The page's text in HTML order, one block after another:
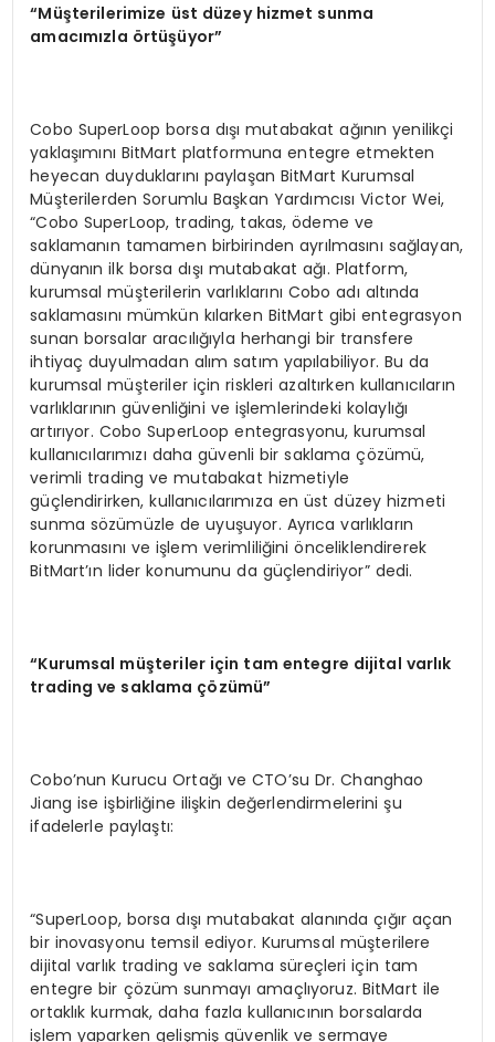
“Müşterilerimize üst düzey hizmet sunma
amacımızla örtüşüyor”
Cobo SuperLoop borsa dışı mutabakat ağının yenilikçi
yaklaşımını BitMart platformuna entegre etmekten
heyecan duyduklarını paylaşan BitMart Kurumsal
Müşterilerden Sorumlu Başkan Yardımcısı Victor Wei,
“Cobo SuperLoop, trading, takas, ödeme ve
saklamanın tamamen birbirinden ayrılmasını sağlayan,
dünyanın ilk borsa dışı mutabakat ağı. Platform,
kurumsal müşterilerin varlıklarını Cobo adı altında
saklamasını mümkün kılarken BitMart gibi entegrasyon
sunan borsalar aracılığıyla herhangi bir transfere
ihtiyaç duyulmadan alım satım yapılabiliyor. Bu da
kurumsal müşteriler için riskleri azaltırken kullanıcıların
varlıklarının güvenliğini ve işlemlerindeki kolaylığı
artırıyor. Cobo SuperLoop entegrasyonu, kurumsal
kullanıcılarımızı daha güvenli bir saklama çözümü,
verimli trading ve mutabakat hizmetiyle
güçlendirirken, kullanıcılarımıza en üst düzey hizmeti
sunma sözümüzle de uyuşuyor. Ayrıca varlıkların
korunmasını ve işlem verimliliğini önceliklendirerek
BitMart’ın lider konumunu da güçlendiriyor” dedi.
“Kurumsal müşteriler için tam entegre dijital varlık
trading ve saklama çözümü”
Cobo’nun Kurucu Ortağı ve CTO’su Dr. Changhao
Jiang ise işbirliğine ilişkin değerlendirmelerini şu
ifadelerle paylaştı:
“SuperLoop, borsa dışı mutabakat alanında çığır açan
bir inovasyonu temsil ediyor. Kurumsal müşterilere
dijital varlık trading ve saklama süreçleri için tam
entegre bir çözüm sunmayı amaçlıyoruz. BitMart ile
ortaklık kurmak, daha fazla kullanıcının borsalarda
işlem yaparken gelişmiş güvenlik ve sermaye